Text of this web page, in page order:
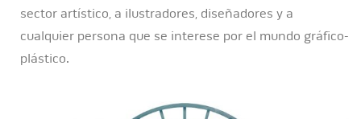
sector artístico, a ilustradores, diseñadores y a
cualquier persona que se interese por el mundo gráfico-
plástico.